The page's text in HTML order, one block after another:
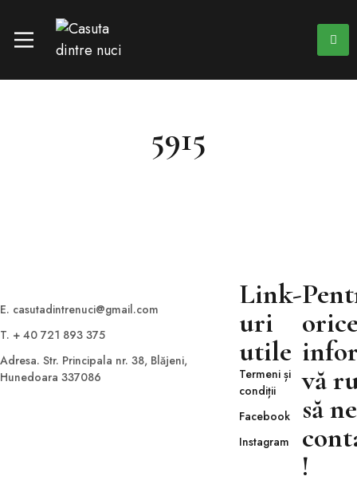
5915
E. casutadintrenuci@gmail.com
T. + 40 721 893 375
Adresa. Str. Principala nr. 38, Blăjeni,
Hunedoara 337086
Link-
uri
utile
Termeni și
condiții
Facebook
Instagram
vă
să ne
!